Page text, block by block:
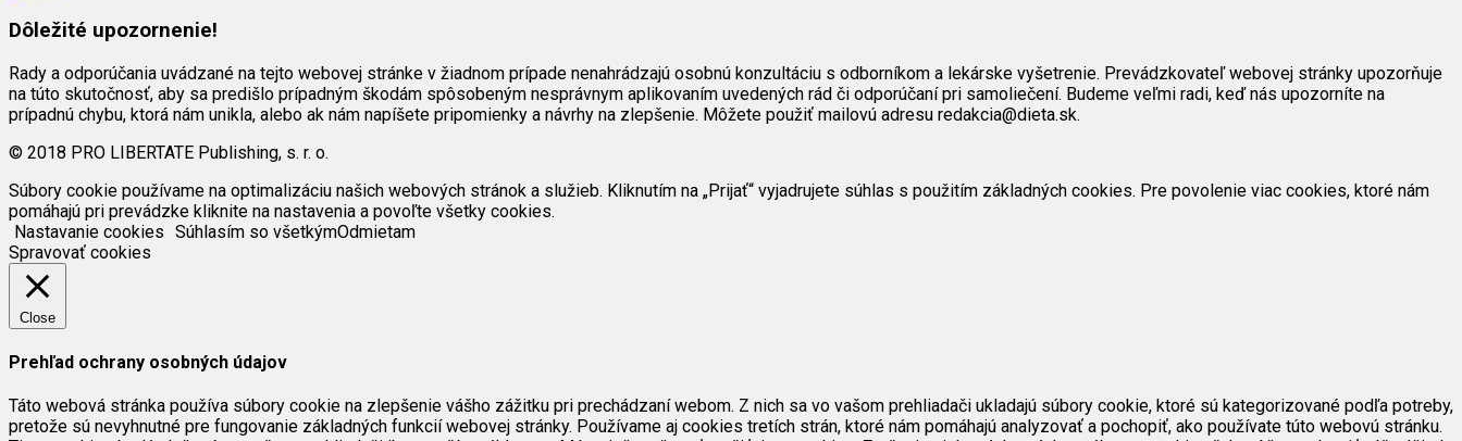
Dôležité upozornenie!
Rady a odporúčania uvádzané na tejto webovej stránke v žiadnom prípade nenahrádzajú osobnú konzultáciu s odborníkom a lekárske vyšetrenie. Prevádzkovateľ webovej stránky upozorňuje
na túto skutočnosť, aby sa predišlo prípadným škodám spôsobeným nesprávnym aplikovaním uvedených rád či odporúčaní pri samoliečení. Budeme veľmi radi, keď nás upozorníte na
prípadnú chybu, ktorá nám unikla, alebo ak nám napíšete pripomienky a návrhy na zlepšenie. Môžete použiť mailovú adresu redakcia@dieta.sk.
© 2018 PRO LIBERTATE Publishing, s. r. o.
Súbory cookie používame na optimalizáciu našich webových stránok a služieb. Kliknutím na „Prijať“ vyjadrujete súhlas s použitím základných cookies. Pre povolenie viac cookies, ktoré nám
pomáhajú pri prevádzke kliknite na nastavenia a povoľte všetky cookies.
Nastavanie cookies Súhlasím so všetkýmOdmietam
Spravovať cookies
Close
Prehľad ochrany osobných údajov
Táto webová stránka používa súbory cookie na zlepšenie vášho zážitku pri prechádzaní webom. Z nich sa vo vašom prehliadači ukladajú súbory cookie, ktoré sú kategorizované podľa potreby,
pretože sú nevyhnutné pre fungovanie základných funkcií webovej stránky. Používame aj cookies tretích strán, ktoré nám pomáhajú analyzovať a pochopiť, ako používate túto webovú stránku.